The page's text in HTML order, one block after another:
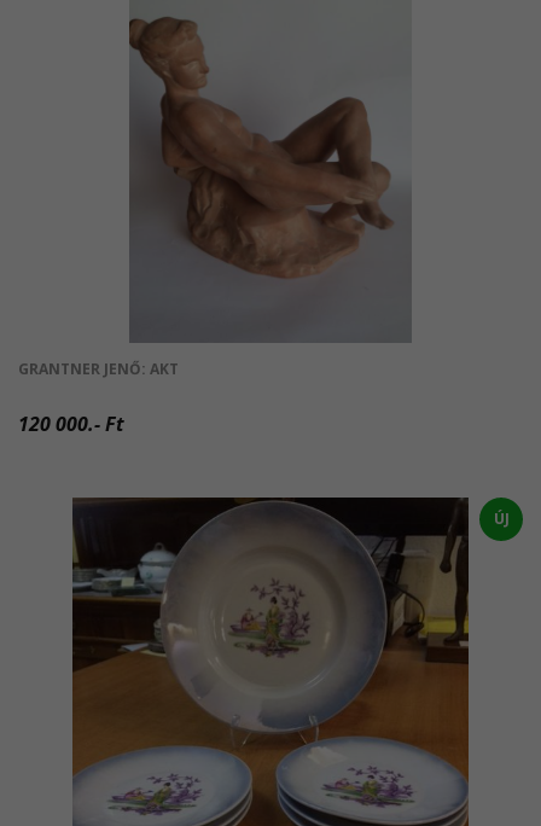
GRANTNER JENŐ: AKT
120 000.- Ft
ÚJ